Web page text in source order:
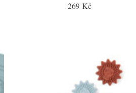
269 Kč